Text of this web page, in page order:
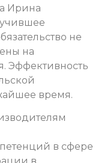
Ирина
не
на
Эффективность
время.
в сфере